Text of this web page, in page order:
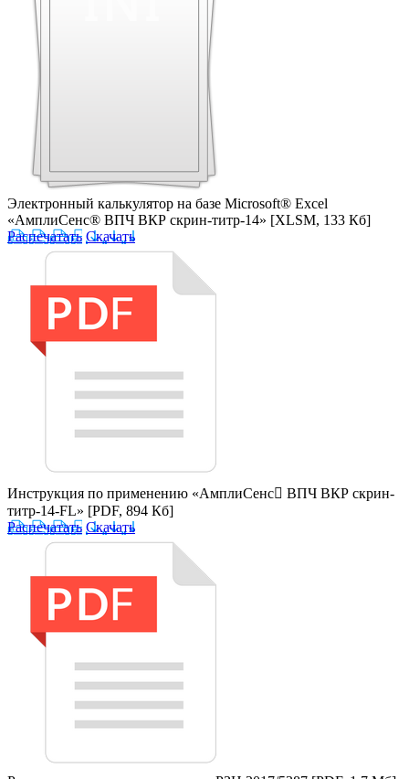
Электронный калькулятор на базе Microsoft® Excel
«АмплиСенс® ВПЧ ВКР скрин-титр-14» [XLSM, 133 Кб]
Распечатать Скачать
Инструкция по применению «АмплиСенс ВПЧ ВКР скрин-
титр-14-FL» [PDF, 894 Кб]
Распечатать Скачать